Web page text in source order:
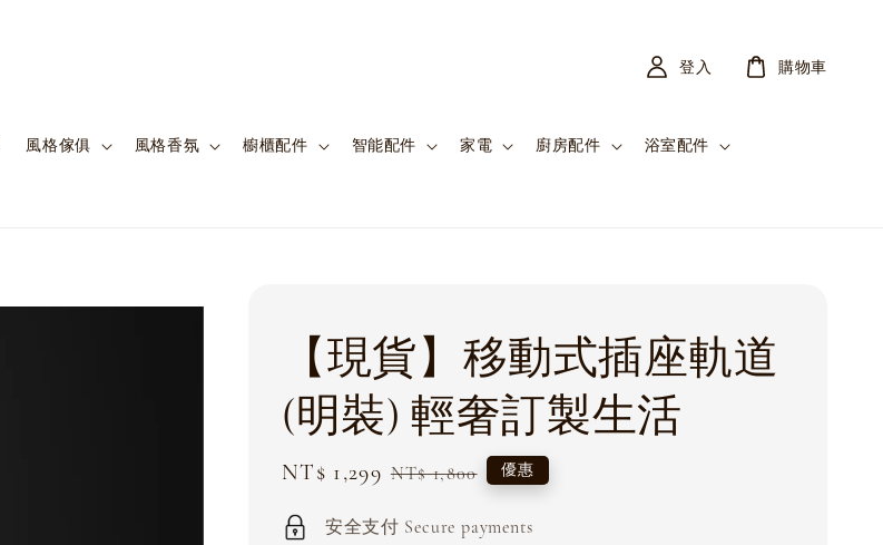
風格傢俱 風格香氛 櫥櫃配件 智能配件 家電 廚房配件 浴室配件
登入 購物車
【現貨】移動式插座軌道
(明裝) 輕奢訂製生活
Sale
NT$ 1,299 Regular
NT$ 1,800 優惠
安全支付 Secure payments